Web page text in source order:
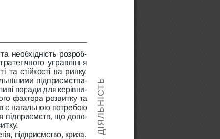
необхідність розроб-
управління
стійкості на ринку.
підприємства-
поради для керівни-
фактора розвитку та
є нагальною потребою
підприємств, що допо-
підприємство, криза.